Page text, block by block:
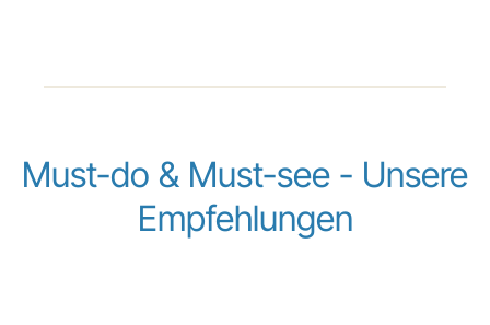
Must-do & Must-see - Unsere
Empfehlungen